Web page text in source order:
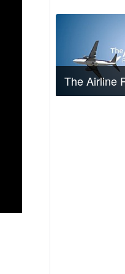
The Airline